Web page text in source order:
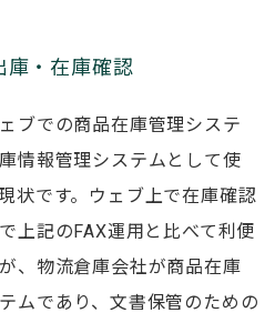
庫・在庫確認
ブでの商品在庫管理システ
情報管理システムとして使
状です。ウェブ上で在庫確認
上記のFAX運用と比べて利便
、物流倉庫会社が商品在庫
ムであり、文書保管のための